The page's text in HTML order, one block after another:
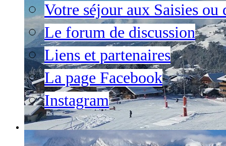
Votre séjour aux Saisies ou
Le forum de discussion
Liens et partenaires
La page Facebook
Instagram